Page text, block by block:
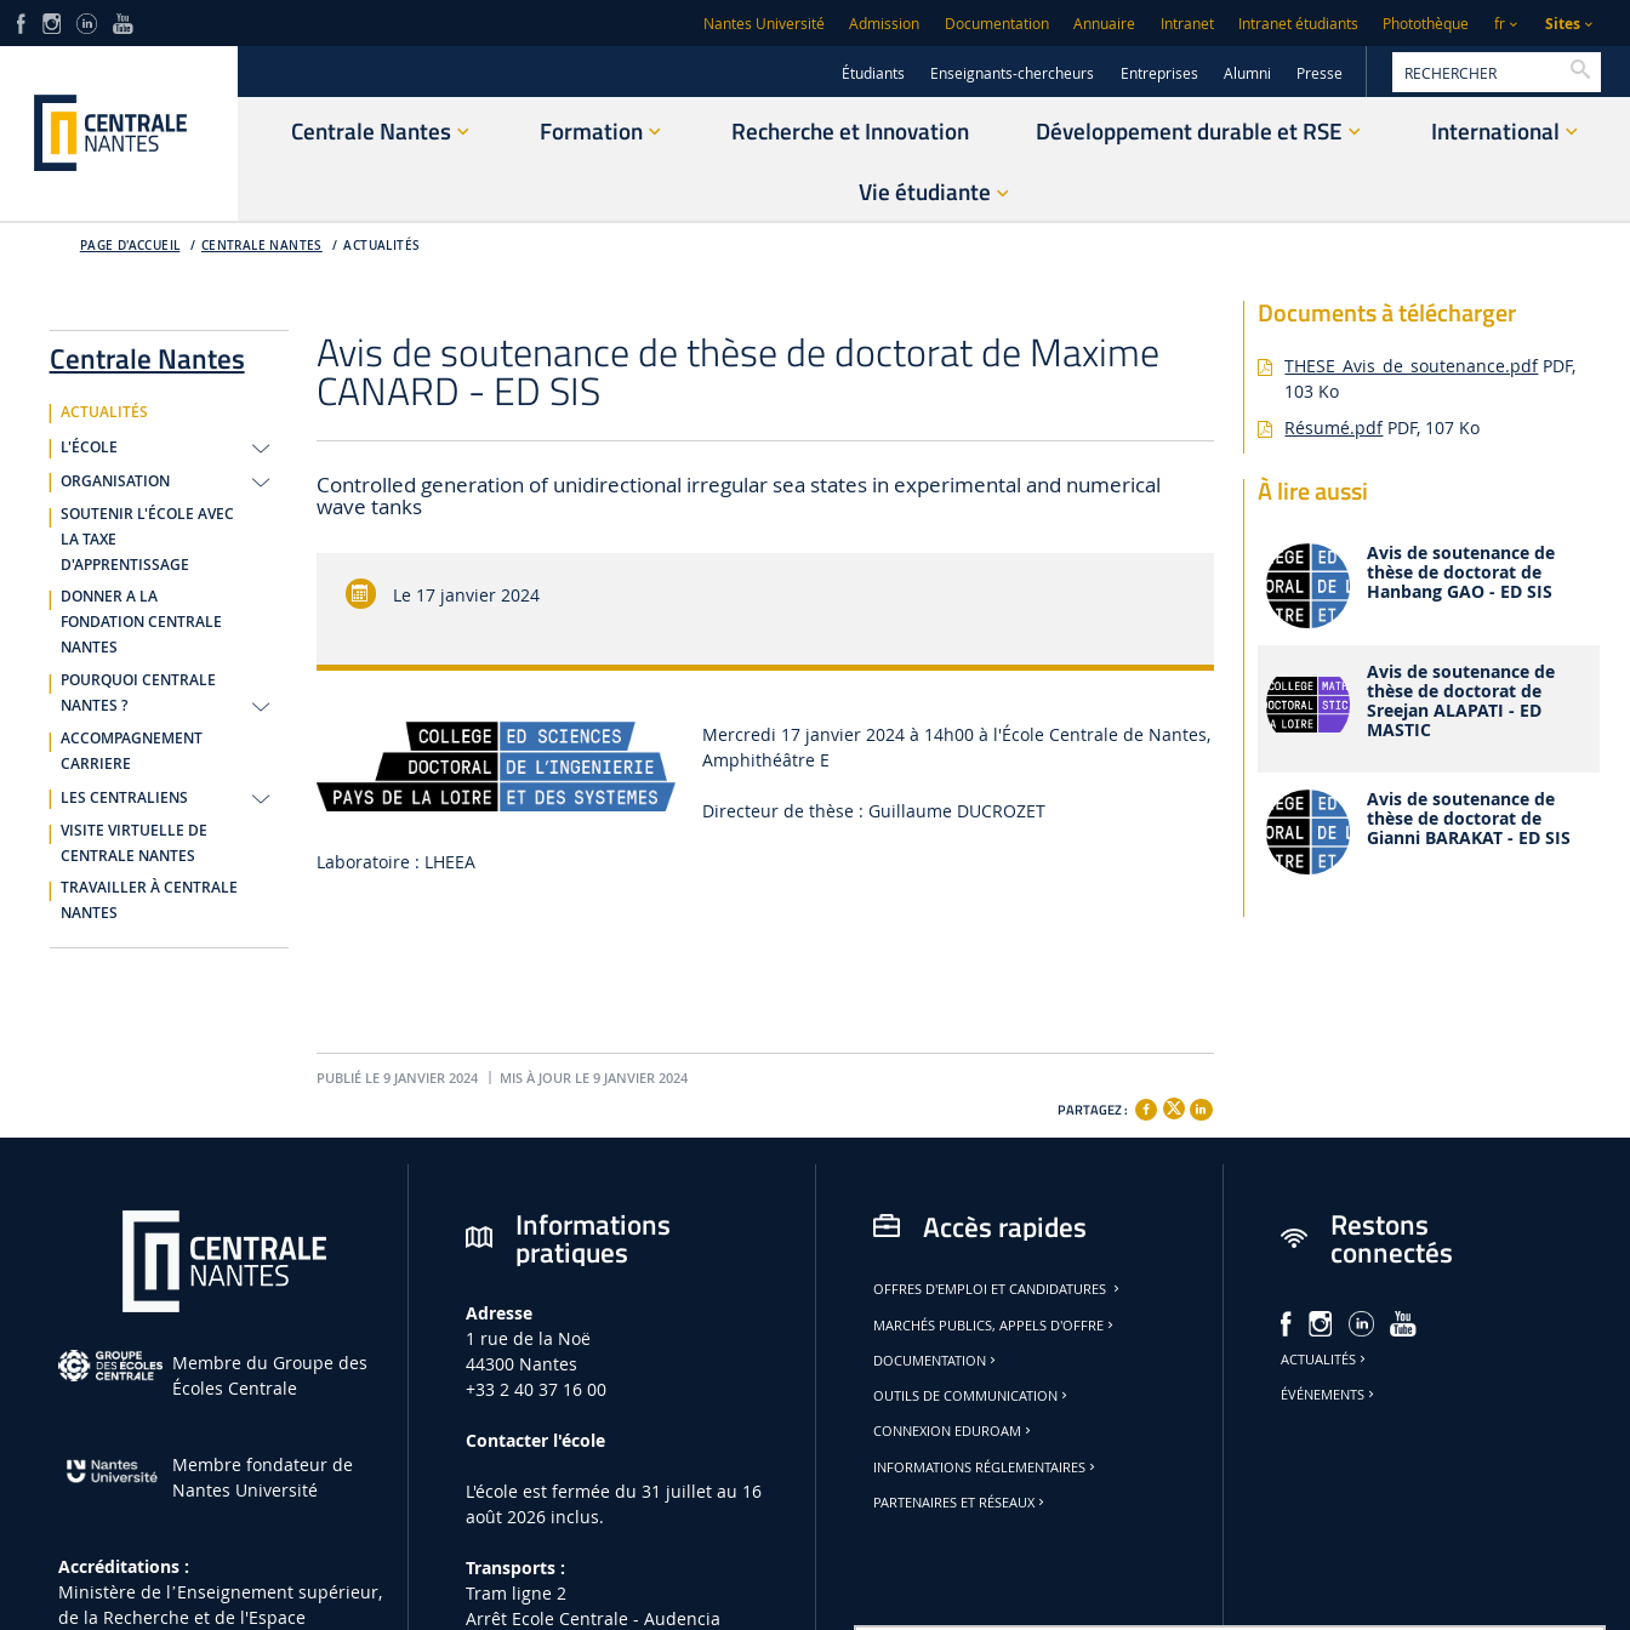
Nantes Université Admission Documentation Annuaire Intranet Intranet étudiants Photothèque fr Sites
Étudiants Enseignants-chercheurs Entreprises Alumni Presse
Centrale Nantes Formation Recherche et Innovation Développement durable et RSE
International
Vie étudiante
PAGE D'ACCUEIL CENTRALE NANTES ACTUALITÉS
Centrale Nantes
ACTUALITÉS
L'ÉCOLE
ORGANISATION
SOUTENIR L'ÉCOLE AVEC
LA TAXE
D'APPRENTISSAGE
DONNER A LA
FONDATION CENTRALE
NANTES
POURQUOI CENTRALE
NANTES ?
ACCOMPAGNEMENT
CARRIERE
LES CENTRALIENS
VISITE VIRTUELLE DE
CENTRALE NANTES
TRAVAILLER À CENTRALE
NANTES
Avis de soutenance de thèse de doctorat de Maxime
CANARD - ED SIS
Controlled generation of unidirectional irregular sea states in experimental and numerical
wave tanks
Le 17 janvier 2024
Mercredi 17 janvier 2024 à 14h00 à l'École Centrale de Nantes,
Amphithéâtre E
Directeur de thèse : Guillaume DUCROZET
Laboratoire : LHEEA
PUBLIÉ LE 9 JANVIER 2024 MIS À JOUR LE 9 JANVIER 2024
PARTAGEZ :
Documents à télécharger
THESE_Avis_de_soutenance.pdf PDF,
103 Ko
Résumé.pdf PDF, 107 Ko
À lire aussi
Avis de soutenance de
thèse de doctorat de
Hanbang GAO - ED SIS
Avis de soutenance de
thèse de doctorat de
Sreejan ALAPATI - ED
MASTIC
Avis de soutenance de
thèse de doctorat de
Gianni BARAKAT - ED SIS
Membre du Groupe des
Écoles Centrale
Membre fondateur de
Nantes Université
Accréditations :
Ministère de lʼEnseignement supérieur,
de la Recherche et de l'Espace
Informations
pratiques
Adresse
1 rue de la Noë
44300 Nantes
+33 2 40 37 16 00
Contacter l'école
L'école est fermée du 31 juillet au 16
août 2026 inclus.
Transports :
Tram ligne 2
Arrêt Ecole Centrale - Audencia
Accès rapides
OFFRES D'EMPLOI ET CANDIDATURES
MARCHÉS PUBLICS, APPELS D'OFFRE
DOCUMENTATION
OUTILS DE COMMUNICATION
CONNEXION EDUROAM
INFORMATIONS RÉGLEMENTAIRES
PARTENAIRES ET RÉSEAUX
Restons
connectés
ACTUALITÉS
ÉVÉNEMENTS